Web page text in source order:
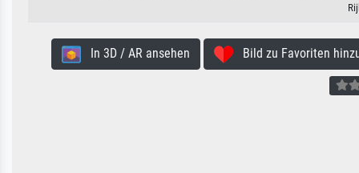
In 3D / AR ansehen Bild zu Favoriten